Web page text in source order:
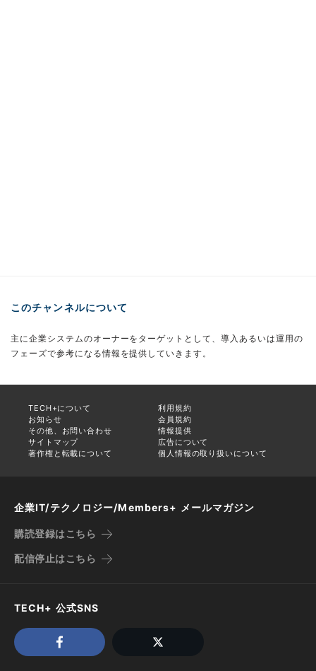
このチャンネルについて
主に企業システムのオーナーをターゲットとして、導入あるいは運用の
フェーズで参考になる情報を提供していきます。
TECH+について
利用規約
お知らせ
会員規約
その他、お問い合わせ
情報提供
サイトマップ
広告について
著作権と転載について
個人情報の取り扱いについて
企業IT/テクノロジー/Members+ メールマガジン
購読登録はこちら
配信停止はこちら
TECH+ 公式SNS